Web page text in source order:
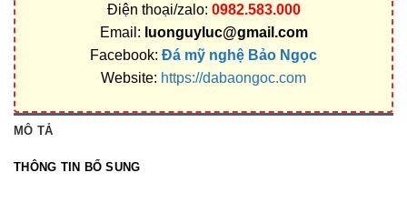
Điện thoại/zalo: 0982.583.000
Email: luonguyluc@gmail.com
Facebook: Đá mỹ nghệ Bảo Ngọc
Website: https://dabaongoc.com
MÔ TẢ
THÔNG TIN BỔ SUNG